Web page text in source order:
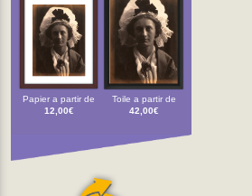
Papier a partir de
12,00€
Toile a partir de
42,00€